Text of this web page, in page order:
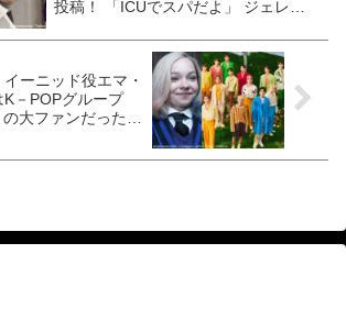
投稿！ 「ICUでスパだよ」 ジェレミ
イーニッド役エマ・
－POPグループ
の大ファンだった！
曲とは？